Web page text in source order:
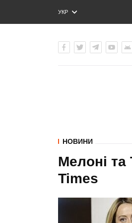
УКР
ENG
НОВИНИ
Мелоні та
Times